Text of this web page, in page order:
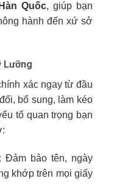
Quốc, giúp bạn
hành đến xứ sở
Lưỡng
xác ngay từ đầu
bổ sung, làm kéo
tố quan trọng bạn
: Đảm bảo tên, ngày
khớp trên mọi giấy